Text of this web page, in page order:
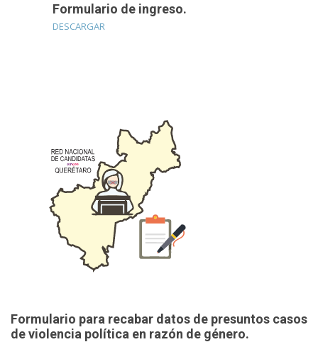
Formulario de ingreso.
DESCARGAR
Formulario para recabar datos de presuntos casos
de violencia política en razón de género.